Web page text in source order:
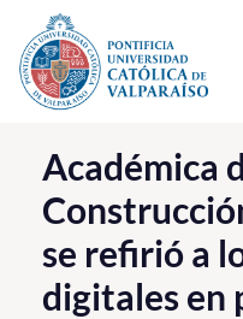
Click acá para ir
La Universidad
Investigación,
PUCV Internacional
Vinculación con el
Académica
se refirió a
digitales en